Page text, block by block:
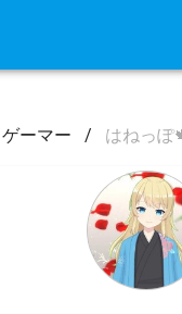
ゲーマー / はねっぽ